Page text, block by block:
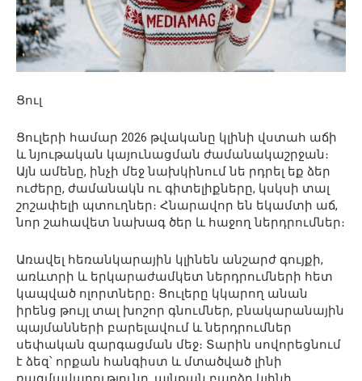
Ցուլ
Ցուլերի համար 2026 թվականը կլինի վստահ աճի
և նյութական կայունացման ժամանակաշրջան։
Այն ամենը, ինչի մեջ նախկինում նե րդրել եք ձեր
ուժերը, ժամանակն ու գիտելիքները, կսկսի տալ
շոշափելի պտուղներ։ Հնարավոր են եկամտի աճ,
նոր շահավետ նախագ ծեր և հաջող ներդրումներ։
Առավել հեռանկարային կլինեն անշարժ գույքի,
առևտրի և երկարաժամկետ ներդրումների հետ
կապված ոլորտները։ Ցուլերը կկարող անան
իրենց թույլ տալ խոշոր գնումներ, բնակարանային
պայմանների բարելավում և ներդրումներ
սեփական զարգացման մեջ։ Տարին սովորեցնում
է ձեզ՝ որքան հանգիստ և մտածված լինի